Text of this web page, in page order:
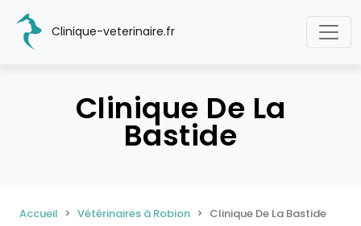
Clinique-veterinaire.fr
Clinique De La
Bastide
Accueil Vétérinaires à Robion Clinique De La Bastide